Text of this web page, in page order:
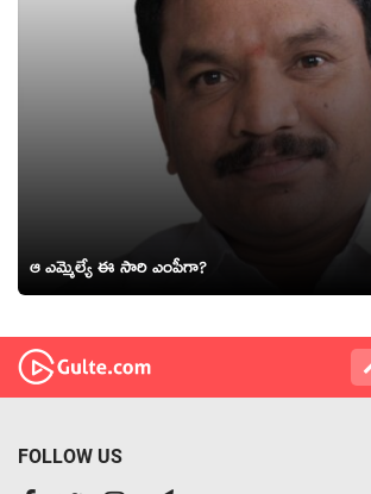
ఆ ఎమ్మెల్యే ఈ సారి ఎంపీగా?
FOLLOW US